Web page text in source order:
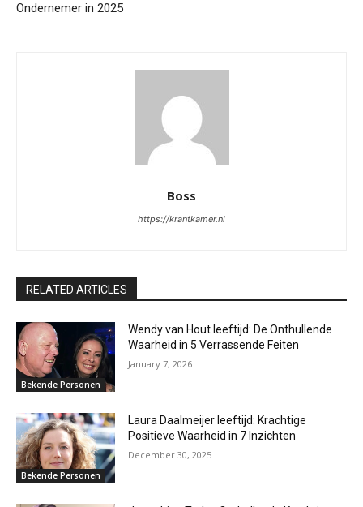
Ondernemer in 2025
Boss
https://krantkamer.nl
RELATED ARTICLES
Bekende Personen
Wendy van Hout leeftijd: De Onthullende
Waarheid in 5 Verrassende Feiten
January 7, 2026
Bekende Personen
Laura Daalmeijer leeftijd: Krachtige
Positieve Waarheid in 7 Inzichten
December 30, 2025